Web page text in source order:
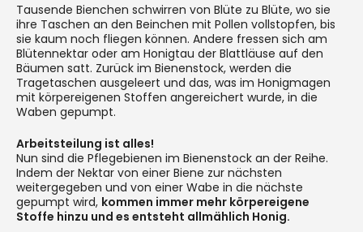
Tausende Bienchen schwirren von Blüte zu Blüte, wo sie
ihre Taschen an den Beinchen mit Pollen vollstopfen, bis
sie kaum noch fliegen können. Andere fressen sich am
Blütennektar oder am Honigtau der Blattläuse auf den
Bäumen satt. Zurück im Bienenstock, werden die
Tragetaschen ausgeleert und das, was im Honigmagen
mit körpereigenen Stoffen angereichert wurde, in die
Waben gepumpt.
Arbeitsteilung ist alles!
Nun sind die Pflegebienen im Bienenstock an der Reihe.
Indem der Nektar von einer Biene zur nächsten
weitergegeben und von einer Wabe in die nächste
gepumpt wird, kommen immer mehr körpereigene
Stoffe hinzu und es entsteht allmählich Honig.